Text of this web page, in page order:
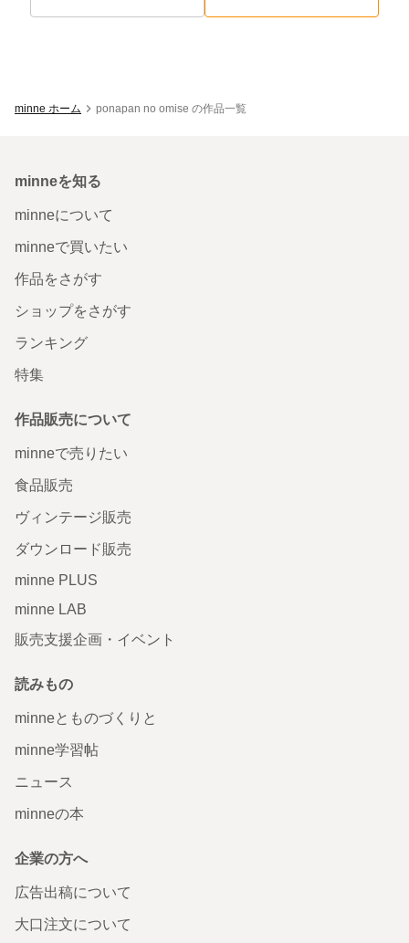
minne ホーム ponapan no omise の作品一覧
minneを知る
minneについて
minneで買いたい
作品をさがす
ショップをさがす
ランキング
特集
作品販売について
minneで売りたい
食品販売
ヴィンテージ販売
ダウンロード販売
minne PLUS
minne LAB
販売支援企画・イベント
読みもの
minneとものづくりと
minne学習帖
ニュース
minneの本
企業の方へ
広告出稿について
大口注文について